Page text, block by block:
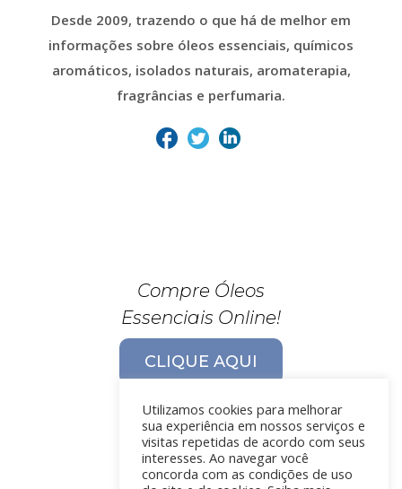
Desde 2009, trazendo o que há de melhor em
informações sobre óleos essenciais, químicos
aromáticos, isolados naturais, aromaterapia,
fragrâncias e perfumaria.
Compre Óleos
Essenciais Online!
CLIQUE AQUI
Utilizamos cookies para melhorar
sua experiência em nossos serviços e
visitas repetidas de acordo com seus
interesses. Ao navegar você
concorda com as condições de uso